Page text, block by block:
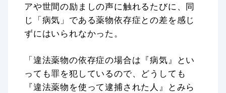
アや世間の励ましの声に触れるたびに、同
じ「病気」である薬物依存症との差を感じ
ずにはいられなかった。
「違法薬物の依存症の場合は『病気』とい
っても罪を犯しているので、どうしても
『違法薬物を使って逮捕された人』とみら